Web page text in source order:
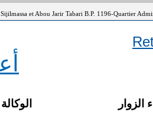
et Abou Jarir Tabari B.P. 1196-Quartier
الوكالة الزوار